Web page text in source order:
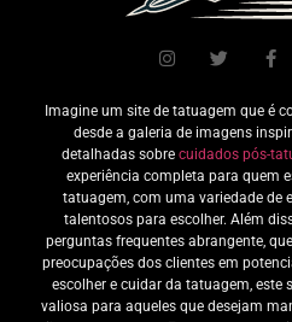
Imagine um site de tatuagem que é
desde a galeria de imagens
detalhadas sobre cuidados pós-
experiência completa para quem
tatuagem, com uma variedade de
talentosos para escolher. Além
perguntas frequentes abrangente,
preocupações dos clientes em
escolher e cuidar da tatuagem, este
valiosa para aqueles que desejam